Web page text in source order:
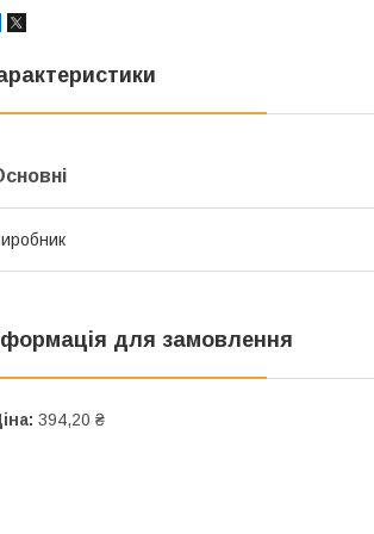
для замовлення
394,20 ₴